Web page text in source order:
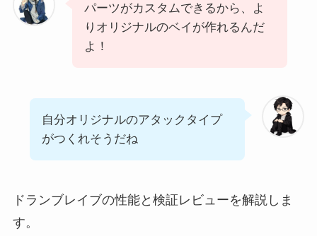
パーツがカスタムできるから、よ
りオリジナルのベイが作れるんだ
よ！
自分オリジナルのアタックタイプ
がつくれそうだね
ドランブレイブの性能と検証レビューを解説しま
す。